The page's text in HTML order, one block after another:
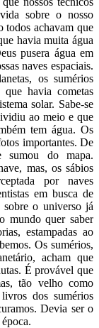
sobre o nosso
todos achavam que
havia muita água
pusera água em
naves espaciais.
os sumérios
havia cometas
solar. Sabe-se
ao meio e que
tem água. Os
importantes. De
sumou do mapa.
mas, os sábios
por naves
em busca de
sobre o universo já
mundo quer saber
estampadas ao
Os sumérios,
acham que
É provável que
tão velho como
dos sumérios
Devia ser o